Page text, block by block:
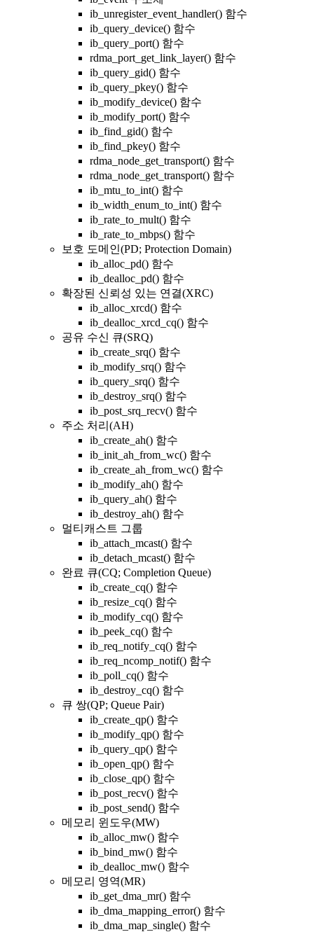
ib_unregister_event_handler() 함수
ib_query_device() 함수
ib_query_port() 함수
rdma_port_get_link_layer() 함수
ib_query_gid() 함수
ib_query_pkey() 함수
ib_modify_device() 함수
ib_modify_port() 함수
ib_find_gid() 함수
ib_find_pkey() 함수
rdma_node_get_transport() 함수
rdma_node_get_transport() 함수
ib_mtu_to_int() 함수
ib_width_enum_to_int() 함수
ib_rate_to_mult() 함수
ib_rate_to_mbps() 함수
보호 도메인(PD; Protection Domain)
ib_alloc_pd() 함수
ib_dealloc_pd() 함수
확장된 신뢰성 있는 연결(XRC)
ib_alloc_xrcd() 함수
ib_dealloc_xrcd_cq() 함수
공유 수신 큐(SRQ)
ib_create_srq() 함수
ib_modify_srq() 함수
ib_query_srq() 함수
ib_destroy_srq() 함수
ib_post_srq_recv() 함수
주소 처리(AH)
ib_create_ah() 함수
ib_init_ah_from_wc() 함수
ib_create_ah_from_wc() 함수
ib_modify_ah() 함수
ib_query_ah() 함수
ib_destroy_ah() 함수
멀티캐스트 그룹
ib_attach_mcast() 함수
ib_detach_mcast() 함수
완료 큐(CQ; Completion Queue)
ib_create_cq() 함수
ib_resize_cq() 함수
ib_modify_cq() 함수
ib_peek_cq() 함수
ib_req_notify_cq() 함수
ib_req_ncomp_notif() 함수
ib_poll_cq() 함수
ib_destroy_cq() 함수
큐 쌍(QP; Queue Pair)
ib_create_qp() 함수
ib_modify_qp() 함수
ib_query_qp() 함수
ib_open_qp() 함수
ib_close_qp() 함수
ib_post_recv() 함수
ib_post_send() 함수
메모리 윈도우(MW)
ib_alloc_mw() 함수
ib_bind_mw() 함수
ib_dealloc_mw() 함수
메모리 영역(MR)
ib_get_dma_mr() 함수
ib_dma_mapping_error() 함수
ib_dma_map_single() 함수